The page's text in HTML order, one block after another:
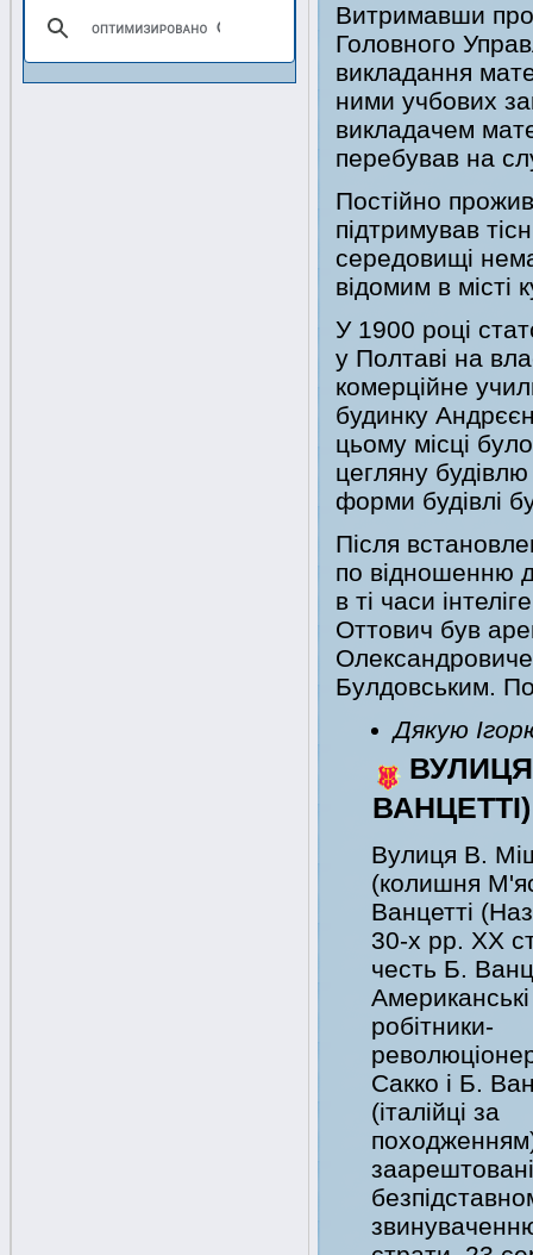
Витримавши
Головного
викладання
ними учбових
викладачем
перебував на
Постійно
підтримував
середовищі
відомим в місті
У 1900 році
у Полтаві на
комерційне
будинку
цьому місці
цегляну
форми будівлі
Після
по відношенню
в ті часи
Оттович був
Булдовським.
Дякую
ВАНЦЕТТІ)
Вулиця В.
(колишня
Ванцетті
30-х рр. ХХ
честь Б.
Американські
робітники-
Сакко і Б.
(італійці за